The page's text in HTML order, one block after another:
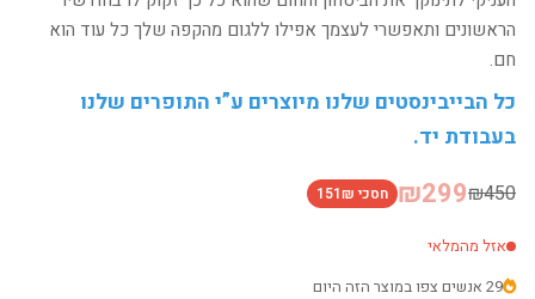
הראשונים ותאפשרי לעצמך אפילו ללגום מהקפה שלך כל עוד הוא
חם.
כל הבייבינסטים שלנו מיוצרים ע”י התופרים שלנו
בעבודת יד.
₪450
₪299 חסכי 151₪
אזל מהמלאי
29 אנשים צפו במוצר הזה היום